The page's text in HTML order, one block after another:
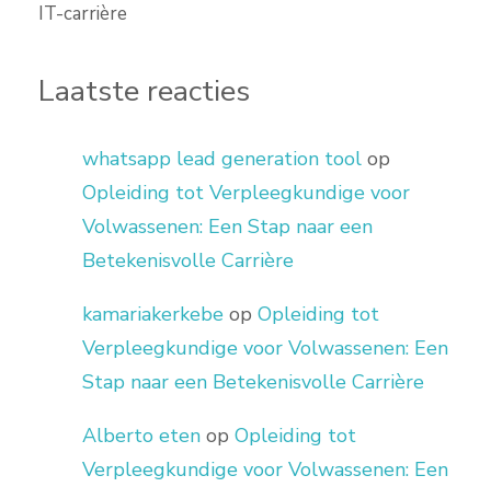
IT-carrière
Laatste reacties
whatsapp lead generation tool op
Opleiding tot Verpleegkundige voor
Volwassenen: Een Stap naar een
Betekenisvolle Carrière
kamariakerkebe op Opleiding tot
Verpleegkundige voor Volwassenen: Een
Stap naar een Betekenisvolle Carrière
Alberto eten op Opleiding tot
Verpleegkundige voor Volwassenen: Een